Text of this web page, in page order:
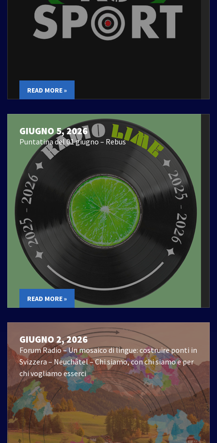
READ MORE »
GIUGNO 5, 2026
Puntatina del 01 giugno – Rebus
READ MORE »
GIUGNO 2, 2026
Forum Radio – Un mosaico di lingue: costruire ponti in
Svizzera – Neuchâtel – Chi siamo, con chi siamo e per
chi vogliamo esserci